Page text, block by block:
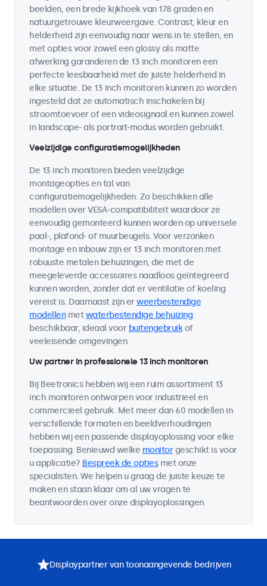
beelden, een brede kijkhoek van 178 graden en
natuurgetrouwe kleurweergave. Contrast, kleur en
helderheid zijn eenvoudig naar wens in te stellen, en
met opties voor zowel een glossy als matte
afwerking garanderen de 13 inch monitoren een
perfecte leesbaarheid met de juiste helderheid in
elke situatie. De 13 inch monitoren kunnen zo worden
ingesteld dat ze automatisch inschakelen bij
stroomtoevoer of een videosignaal en kunnen zowel
in landscape- als portrait-modus worden gebruikt.
Veelzijdige configuratiemogelijkheden
De 13 inch monitoren bieden veelzijdige
montageopties en tal van
configuratiemogelijkheden. Zo beschikken alle
modellen over VESA-compatibiliteit waardoor ze
eenvoudig gemonteerd kunnen worden op universele
paal-, plafond- of muurbeugels. Voor verzonken
montage en inbouw zijn er 13 inch monitoren met
robuuste metalen behuizingen, die met de
meegeleverde accessoires naadloos geïntegreerd
kunnen worden, zonder dat er ventilatie of koeling
vereist is. Daarnaast zijn erweerbestendige
modellenmetwaterbestendige behuizing
beschikbaar, ideaal voor buitengebruikof
veeleisende omgevingen.
Uw partner in professionele 13 inch monitoren
Bij Beetronics hebben wij een ruim assortiment 13
inch monitoren ontworpen voor industrieel en
commercieel gebruik. Met meer dan 60 modellen in
verschillende formaten en beeldverhoudingen
hebben wij een passende displayoplossing voor elke
toepassing. Benieuwd welke monitorgeschikt is voor
u applicatie? Bespreek de optiesmet onze
specialisten. We helpen u graag de juiste keuze te
maken en staan klaar om al uw vragen te
beantwoorden over onze displayoplossingen.
Displaypartner van toonaangevende bedrijven